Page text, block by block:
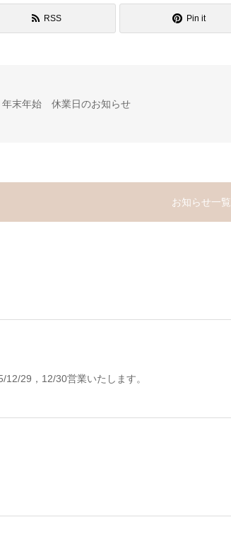
RSS Pin it
年末年始 休業日のお知らせ
お知らせ一覧
29，12/30営業いたします。